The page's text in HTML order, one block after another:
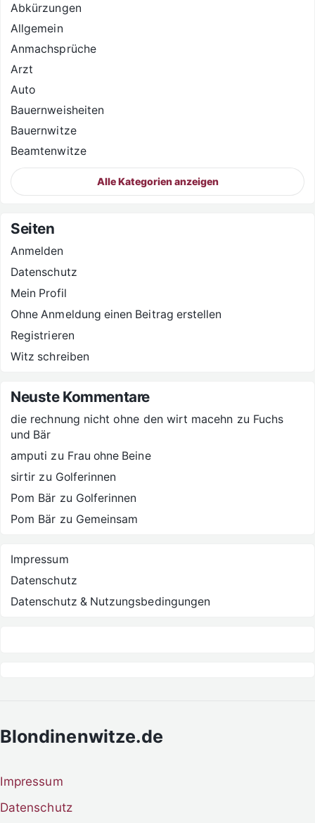
Abkürzungen
Allgemein
Anmachsprüche
Arzt
Auto
Bauernweisheiten
Bauernwitze
Beamtenwitze
Alle Kategorien anzeigen
Seiten
Anmelden
Datenschutz
Mein Profil
Ohne Anmeldung einen Beitrag erstellen
Registrieren
Witz schreiben
Neuste Kommentare
die rechnung nicht ohne den wirt macehn zu Fuchs
und Bär
amputi zu Frau ohne Beine
sirtir zu Golferinnen
Pom Bär zu Golferinnen
Pom Bär zu Gemeinsam
Impressum
Datenschutz
Datenschutz & Nutzungsbedingungen
Blondinenwitze.de
Impressum
Datenschutz